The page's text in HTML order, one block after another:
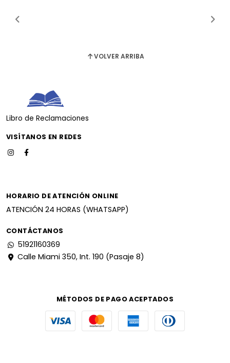
VOLVER ARRIBA
Libro de Reclamaciones
VISÍTANOS EN REDES
HORARIO DE ATENCIÓN ONLINE
ATENCIÓN 24 HORAS (WHATSAPP)
CONTÁCTANOS
51921160369
Calle Miami 350, Int. 190 (Pasaje 8)
MÉTODOS DE PAGO ACEPTADOS